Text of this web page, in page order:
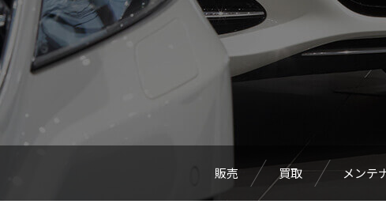
販売 買取 メンテ